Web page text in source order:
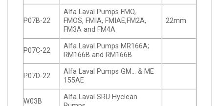
P07B-22
Alfa Laval Pumps FMO,
FMOS, FMIA, FMIAE,FM2A,
FM3A and FM4A
22mm
P07C-22
Alfa Laval Pumps MR166A;
RM166B and RM166B
P07D-22
Alfa Laval Pumps GM… & ME
155AE
W03B
Alfa Laval SRU Hyclean